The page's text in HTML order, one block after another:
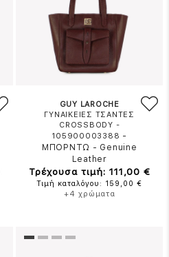
GUY LAROCHE
ΓΥΝΑΙΚΕΙΕΣ ΤΣΑΝΤΕΣ
CROSSBODY -
105900003388 -
ΜΠΟΡΝΤΩ - Genuine
Leather
Τρέχουσα τιμή: 111,00 €
Τιμή καταλόγου: 159,00 €
+4 χρώματα